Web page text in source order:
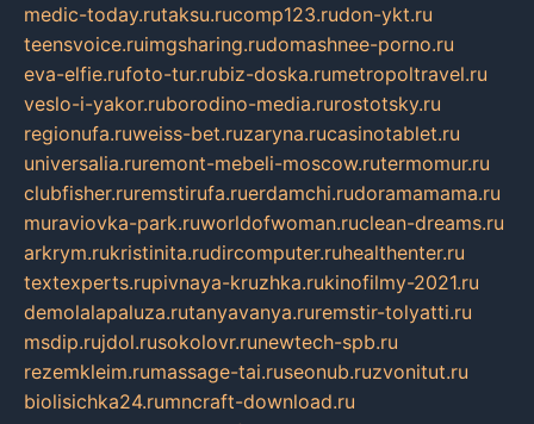
medic-today.rutaksu.rucomp123.rudon-ykt.ru
teensvoice.ruimgsharing.rudomashnee-porno.ru
eva-elfie.rufoto-tur.rubiz-doska.rumetropoltravel.ru
veslo-i-yakor.ruborodino-media.rurostotsky.ru
regionufa.ruweiss-bet.ruzaryna.rucasinotablet.ru
universalia.ruremont-mebeli-moscow.rutermomur.ru
clubfisher.ruremstirufa.ruerdamchi.rudoramamama.ru
muraviovka-park.ruworldofwoman.ruclean-dreams.ru
arkrym.rukristinita.rudircomputer.ruhealthenter.ru
textexperts.rupivnaya-kruzhka.rukinofilmy-2021.ru
demolalapaluza.rutanyavanya.ruremstir-tolyatti.ru
msdip.rujdol.rusokolovr.runewtech-spb.ru
rezemkleim.rumassage-tai.ruseonub.ruzvonitut.ru
biolisichka24.rumncraft-download.ru